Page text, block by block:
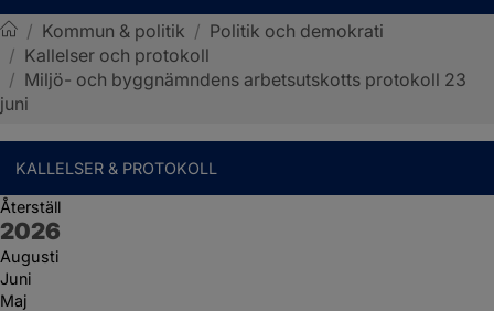
Sotenäs kommun
/ Kommun & politik / Politik och demokrati
/ Kallelser och protokoll
/ Miljö- och byggnämndens arbetsutskotts protokoll 23
juni
KALLELSER & PROTOKOLL
Återställ
År:
2026
Augusti
Juni
Maj